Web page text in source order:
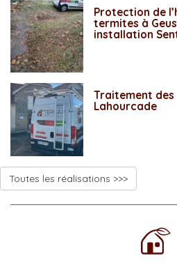
Protection de
termites à
installation
Traitement
Lahourcade
Toutes les réalisations >>>